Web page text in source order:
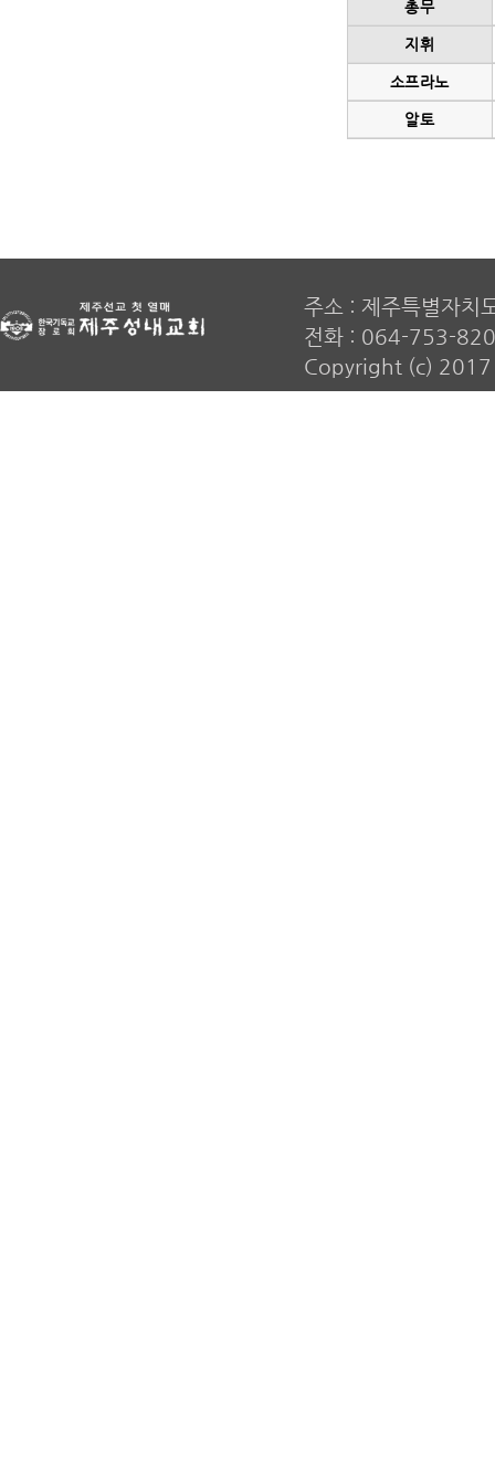
총무
지휘
소프라노
알토
주소 : 제주특별자치
전화 : 064-753-
Copyright (c) 2017